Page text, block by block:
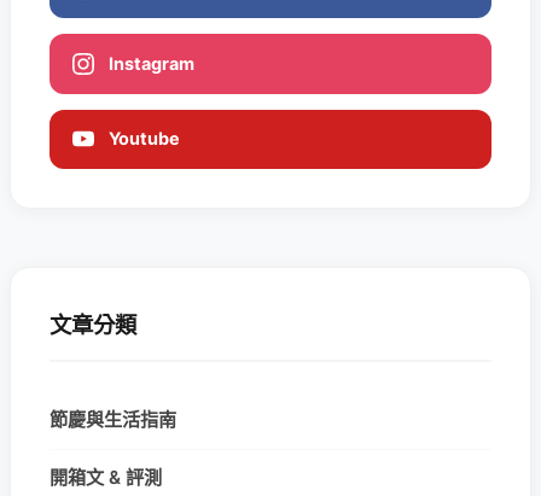
Instagram
Youtube
文章分類
節慶與生活指南
開箱文 & 評測